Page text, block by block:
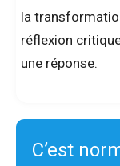
la
réflexion
une réponse.
C’est